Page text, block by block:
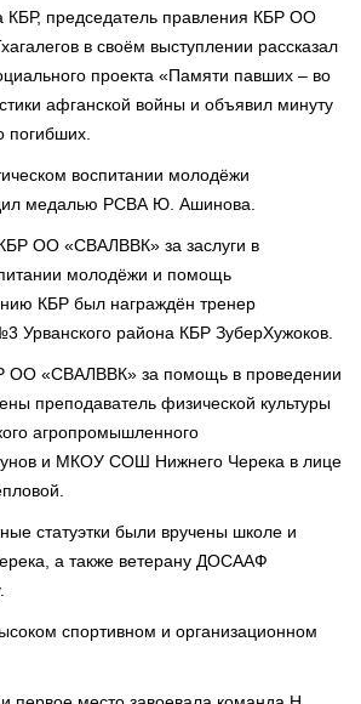
КБР, председатель правления КБР ОО
в своём выступлении рассказал
проекта «Памяти павших – во
афганской войны и объявил минуту
погибших.
воспитании молодёжи
медалью РСВА Ю. Ашинова.
ОО «СВАЛВВК» за заслуги в
молодёжи и помощь
КБР был награждён тренер
Урванского района КБР ЗуберХужоков.
ОО «СВАЛВВК» за помощь в проведении
преподаватель физической культуры
агропромышленного
и МКОУ СОШ Нижнего Черека в лице
статуэтки были вручены школе и
а также ветерану ДОСААФ
спортивном и организационном